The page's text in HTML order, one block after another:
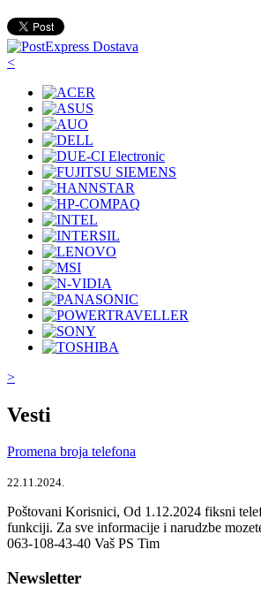
<
>
Vesti
Promena broja telefona
22.11.2024.
Poštovani Korisnici, Od 1.12.2024 fiksni
funkciji. Za sve informacije i narudzbe
063-108-43-40 Vaš PS Tim
Newsletter